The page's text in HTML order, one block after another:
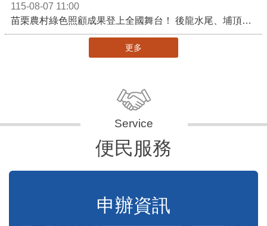
115-08-07 11:00
苗栗農村綠色照顧成果登上全國舞台！ 後龍水尾、埔頂社區前進2026高齡健康產業博覽會
更多
便民服務
申辦資訊